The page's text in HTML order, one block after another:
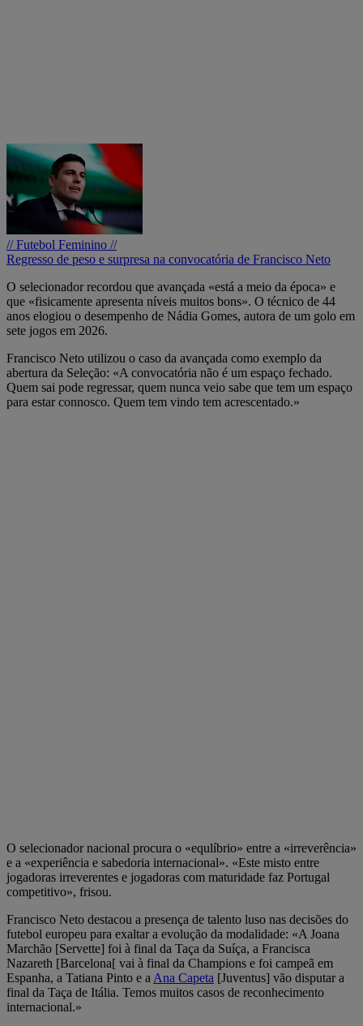
// Futebol Feminino //
Regresso de peso e surpresa na convocatória de Francisco Neto
O selecionador recordou que avançada «está a meio da época» e
que «fisicamente apresenta níveis muitos bons». O técnico de 44
anos elogiou o desempenho de Nádia Gomes, autora de um golo em
sete jogos em 2026.
Francisco Neto utilizou o caso da avançada como exemplo da
abertura da Seleção: «A convocatória não é um espaço fechado.
Quem sai pode regressar, quem nunca veio sabe que tem um espaço
para estar connosco. Quem tem vindo tem acrescentado.»
O selecionador nacional procura o «equlíbrio» entre a «irreverência»
e a «experiência e sabedoria internacional». «Este misto entre
jogadoras irreverentes e jogadoras com maturidade faz Portugal
competitivo», frisou.
Francisco Neto destacou a presença de talento luso nas decisões do
futebol europeu para exaltar a evolução da modalidade: «A Joana
Marchão [Servette] foi à final da Taça da Suíça, a Francisca
Nazareth [Barcelona[ vai à final da Champions e foi campeã em
Espanha, a Tatiana Pinto e a Ana Capeta [Juventus] vão disputar a
final da Taça de Itália. Temos muitos casos de reconhecimento
internacional.»